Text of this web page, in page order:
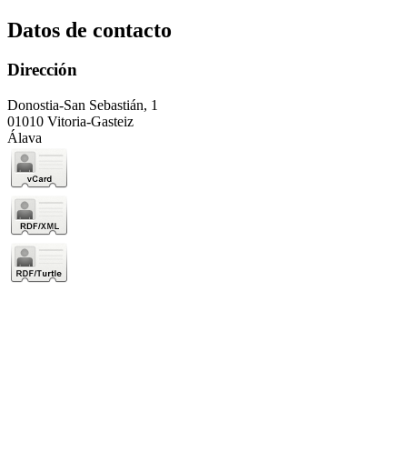
Datos de contacto
Dirección
Donostia-San Sebastián, 1
01010 Vitoria-Gasteiz
Álava